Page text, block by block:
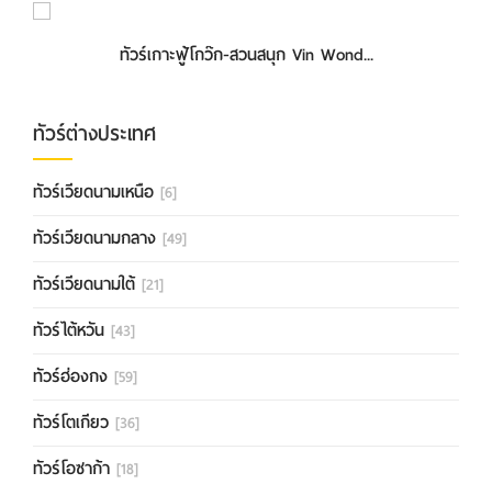
ทัวร์เกาะฟู้โกว๊ก-สวนสนุก Vin Wond...
ทัวร์ต่างประเทศ
ทัวร์เวียดนามเหนือ [6]
ทัวร์เวียดนามกลาง [49]
ทัวร์เวียดนามใต้ [21]
ทัวร์ไต้หวัน [43]
ทัวร์ฮ่องกง [59]
ทัวร์โตเกียว [36]
ทัวร์โอซาก้า [18]